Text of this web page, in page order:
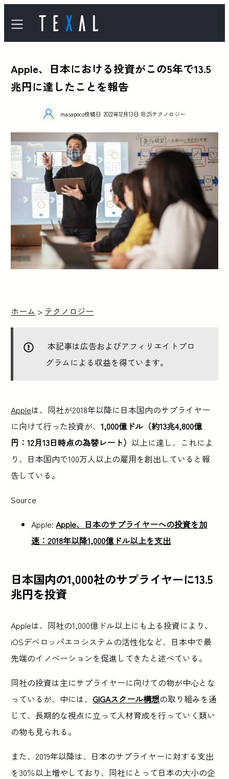
Apple、日本における投資がこの5年で13.5
兆円に達したことを報告
masapoco投稿日 2022年12月13日 18:25テクノロジー
ホーム > テクノロジー
本記事は広告およびアフィリエイトプロ
グラムによる収益を得ています。
Appleは、同社が2018年以降に日本国内のサプライヤー
に向けて行った投資が、1,000億ドル（約13兆4,800億
円：12月13日時点の為替レート） 以上に達し、これによ
り、日本国内で100万人以上の雇用を創出していると報
告している。
Source
Apple:Apple、日本のサプライヤーへの投資を加
速：2018年以降1,000億ドル以上を支出
日本国内の1,000社のサプライヤーに13.5
兆円を投資
Appleは、同社の1,000億ドル以上にも上る投資により、
iOSデベロッパエコシステムの活性化など、日本中で最
先端のイノベーションを促進してきたと述べている。
同社の投資は主にサプライヤーに向けての物が中心とな
っているが、中には、 GIGAスクール構想の取り組みを通
じて、長期的な視点に立って人材育成を行っていく類い
の物も見られる。
また、2019年以降は、日本のサプライヤーに対する支出
を30％以上増やしており、同社にとって日本の大小の企